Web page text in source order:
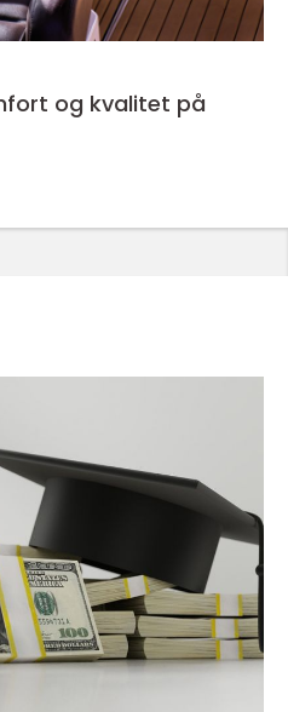
og kvalitet på